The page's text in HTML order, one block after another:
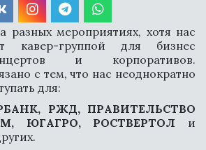
разных мероприятиях, хотя нас
кавер-группой для бизнес
и корпоративов.
с тем, что нас неоднократно
для:
РЖД, ПРАВИТЕЛЬСТВО
ЮГАГРО, РОСТВЕРТОЛ и